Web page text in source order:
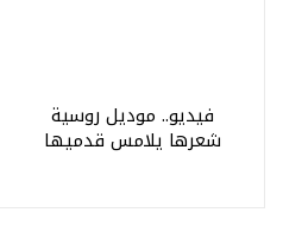
فيديو.. موديل روسية
شعرها يلامس قدميها